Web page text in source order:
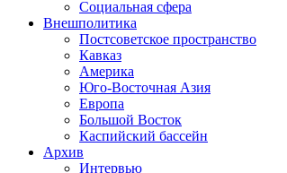
Социальная сфера
Внешполитика
Постсоветское пространство
Кавказ
Америка
Юго-Восточная Азия
Европа
Большой Восток
Каспийский бассейн
Архив
Интервью